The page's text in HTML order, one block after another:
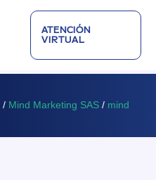
ATENCIÓN
VIRTUAL
/ Mind Marketing SAS / mind